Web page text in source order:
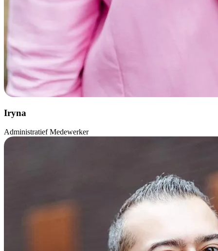
Iryna
Administratief Medewerker